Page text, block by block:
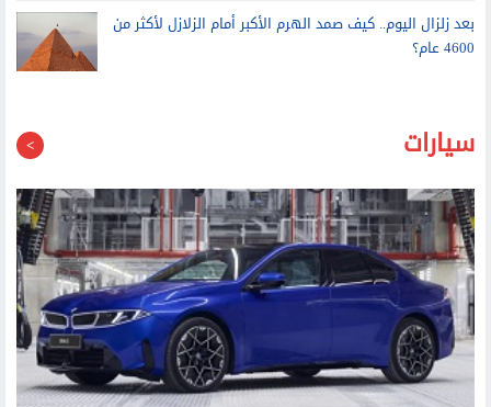
بعد زلزال اليوم.. كيف صمد الهرم الأكبر أمام الزلازل لأكثر من
4600 عام؟
سيارات